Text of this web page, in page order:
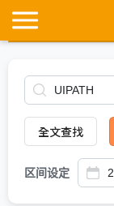
全文查找
区间设定